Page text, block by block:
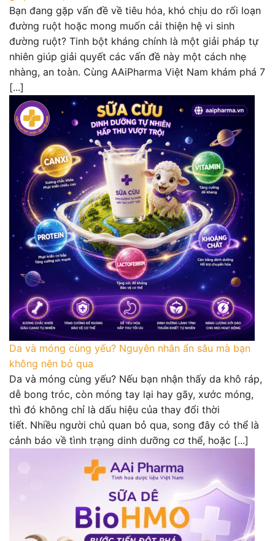
Bạn đang gặp vấn đề về tiêu hóa, khó chịu do rối loạn
đường ruột hoặc mong muốn cải thiện hệ vi sinh
đường ruột? Tinh bột kháng chính là một giải pháp tự
nhiên giúp giải quyết các vấn đề này một cách nhẹ
nhàng, an toàn. Cùng AAiPharma Việt Nam khám phá 7
[...]
Da và móng cùng yếu? Nguyên nhân ẩn sâu mà bạn
không nên bỏ qua
Da và móng cùng yếu? Nếu bạn nhận thấy da khô ráp,
dễ bong tróc, còn móng tay lại hay gãy, xước móng,
thì đó không chỉ là dấu hiệu của thay đổi thời
tiết. Nhiều người chủ quan bỏ qua, song đây có thể là
cảnh báo về tình trạng dinh dưỡng cơ thể, hoặc [...]